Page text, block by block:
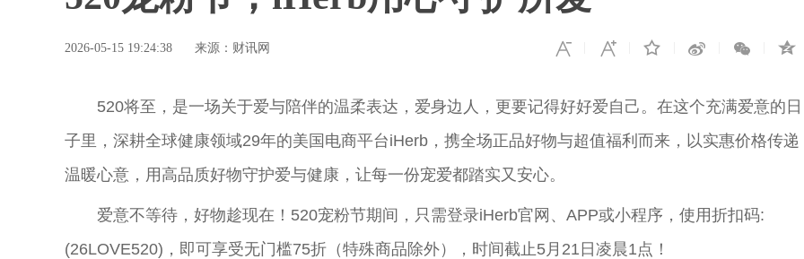
2026-05-15 19:24:38 来源：财讯网
520将至，是一场关于爱与陪伴的温柔表达，爱身边人，更要记得好好爱自己。在这个充满爱意的日
子里，深耕全球健康领域29年的美国电商平台iHerb，携全场正品好物与超值福利而来，以实惠价格传递
温暖心意，用高品质好物守护爱与健康，让每一份宠爱都踏实又安心。
爱意不等待，好物趁现在！520宠粉节期间，只需登录iHerb官网、APP或小程序，使用折扣码:
(26LOVE520)，即可享受无门槛75折（特殊商品除外），时间截止5月21日凌晨1点！